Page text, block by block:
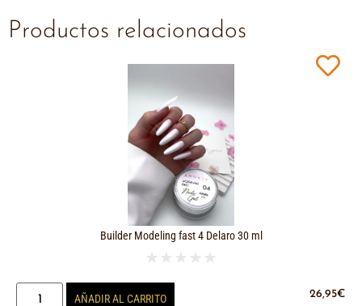
Productos relacionados
Builder Modeling fast 4 Delaro 30 ml
★ ★ ★ ★ ★
26,95€
AÑADIR AL CARRITO